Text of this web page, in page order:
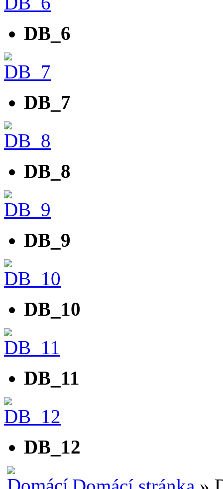
DB_6
DB_7
DB_8
DB_9
DB_10
DB_11
DB_12